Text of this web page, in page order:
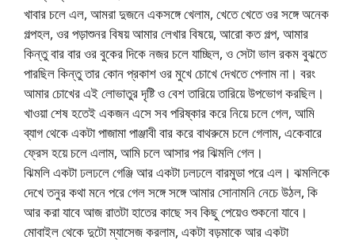
খাবার চলে এল, আমরা দুজনে একসঙ্গে খেলাম, খেতে খেতে ওর সঙ্গে অনেক
গল্পহল, ওর পড়াশুনর বিষয় আমার লেখার বিষয়ে, আরো কত গল্প, আমার
কিন্তু বার বার ওর বুকের দিকে নজর চলে যাচ্ছিল, ও সেটা ভাল রকম বুঝতে
পারছিল কিন্তু তার কোন প্রকাশ ওর মুখে চোখে দেখতে পেলাম না। বরং
আমার চোখের এই লোভাতুর দৃষ্টি ও বেশ তারিয়ে তারিয়ে উপভোগ করছিল।
খাওয়া শেষ হতেই একজন এসে সব পরিষ্কার করে নিয়ে চলে গেল, আমি
ব্যাগ থেকে একটা পাজামা পাঞ্জাবী বার করে বাথরুমে চলে গেলাম, একেবারে
ফ্রেস হয়ে চলে এলাম, আমি চলে আসার পর ঝিমলি গেল।
ঝিমলি একটা ঢলঢলে গেঞ্জি আর একটা ঢলঢলে বারমুডা পরে এল। ঝমলিকে
দেখে তনুর কথা মনে পরে গেল সঙ্গে সঙ্গে আমার সোনামনি নেচে উঠল, কি
আর করা যাবে আজ রাতটা হাতের কাছে সব কিছু পেয়েও শুকনো যাবে।
মোবাইল থেকে দুটো ম্যাসেজ করলাম, একটা বড়মাকে আর একটা